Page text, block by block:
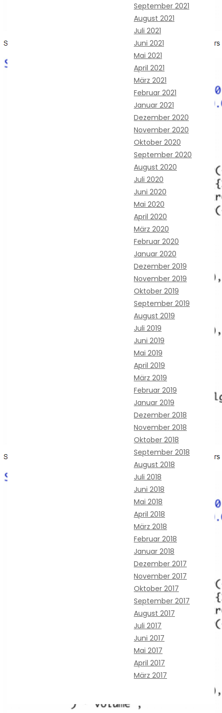
September 2021
August 2021
Juli 2021
Juni 2021
Mai 2021
April 2021
März 2021
Februar 2021
Januar 2021
Dezember 2020
November 2020
Oktober 2020
September 2020
August 2020
Juli 2020
Juni 2020
Mai 2020
April 2020
März 2020
Februar 2020
Januar 2020
Dezember 2019
November 2019
Oktober 2019
September 2019
August 2019
Juli 2019
Juni 2019
Mai 2019
April 2019
März 2019
Februar 2019
Januar 2019
Dezember 2018
November 2018
Oktober 2018
September 2018
August 2018
Juli 2018
Juni 2018
Mai 2018
April 2018
März 2018
Februar 2018
Januar 2018
Dezember 2017
November 2017
Oktober 2017
September 2017
August 2017
Juli 2017
Juni 2017
Mai 2017
April 2017
März 2017